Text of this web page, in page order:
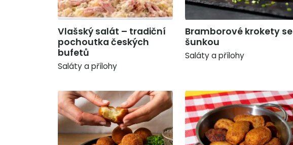
Vlašský salát – tradiční
pochoutka českých
bufetů
Saláty a přílohy
Bramborové krokety se
šunkou
Saláty a přílohy